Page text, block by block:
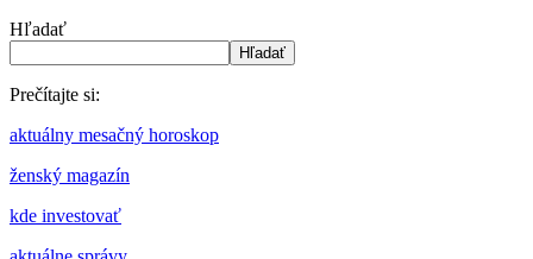
Hľadať
Hľadať
Prečítajte si:
aktuálny mesačný horoskop
ženský magazín
kde investovať